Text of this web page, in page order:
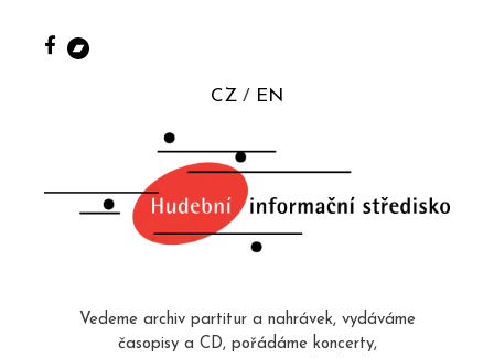
CZ EN
Vedeme archiv partitur a nahrávek, vydáváme
časopisy a CD, pořádáme koncerty,